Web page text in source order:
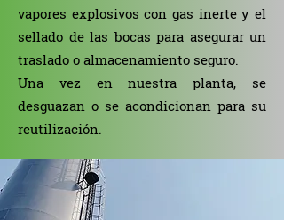
vapores explosivos con gas inerte y el
sellado de las bocas para asegurar un
traslado o almacenamiento seguro.
Una vez en nuestra planta, se
desguazan o se acondicionan para su
reutilización.